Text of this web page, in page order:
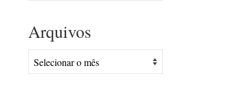
Arquivos
Arquivos